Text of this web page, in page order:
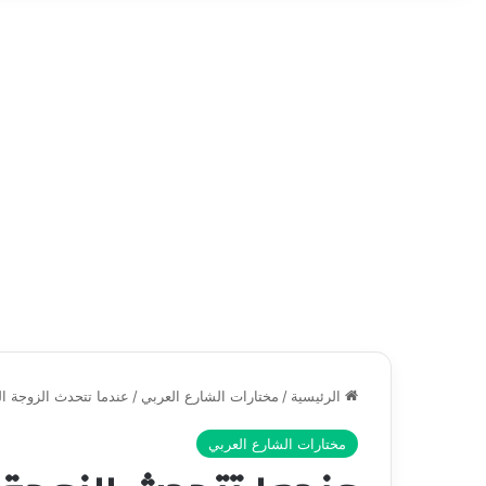
الرئيسية / مختارات الشارع العربي / عندما تتحدث الزوجة
مختارات الشارع العربي